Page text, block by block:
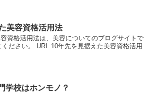
美容資格活用法
資格活用法は、美容についてのブログサイトで
ださい。 URL:10年先を見据えた美容資格活用
学校はホンモノ？